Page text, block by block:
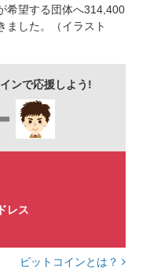
成致しましたのでもし
希望する団体へ314,400
ました。（イラスト
ンで応援しよう!
レス
ビットコインとは？